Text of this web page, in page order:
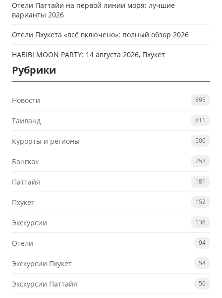
Отели Паттайи на первой линии моря: лучшие
варианты 2026
Отели Пхукета «всё включено»: полный обзор 2026
HABIBI MOON PARTY: 14 августа 2026, Пхукет
Рубрики
Новости 895
Таиланд 811
Курорты и регионы 500
Бангкок 253
Паттайя 181
Пхукет 152
Экскурсии 136
Отели 94
Экскурсии Пхукет 54
Экскурсии Паттайя 50